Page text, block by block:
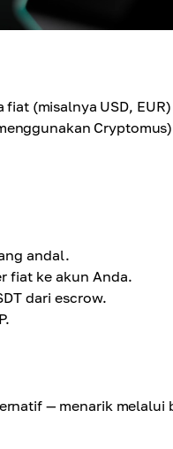
(misalnya USD, EUR)
andal.
fiat ke akun Anda.
dari escrow.
— menarik melalui